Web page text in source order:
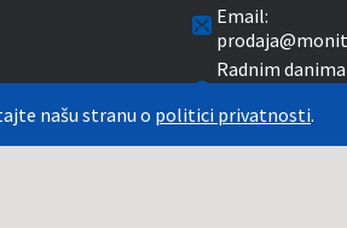
Email:
Radnim
Subotom od 10-
našu stranu o politici privatnosti.